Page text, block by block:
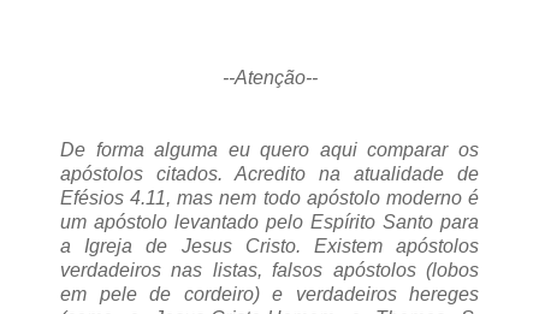
--Atenção--
De forma alguma eu quero aqui comparar os
apóstolos citados. Acredito na atualidade de
Efésios 4.11, mas nem todo apóstolo moderno é
um apóstolo levantado pelo Espírito Santo para
a Igreja de Jesus Cristo. Existem apóstolos
verdadeiros nas listas, falsos apóstolos (lobos
em pele de cordeiro) e verdadeiros hereges